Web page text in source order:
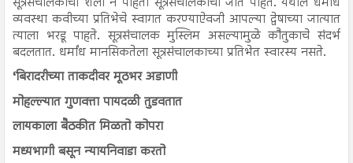
व्यवस्था कवीच्या प्रतिभेचे स्वागत करण्याऐवजी आपल्या द्वेषाच्या जात्यात
त्याला भरडू पाहते. सूत्रसंचालक मुस्लिम असल्यामुळे कौतुकाचे संदर्भ
बदलतात. धर्मांध मानसिकतेला सूत्रसंचालकाच्या प्रतिभेत स्वारस्य नसते.
‘बिरादरीच्या ताकदीवर मूठभर अडाणी
मोहल्ल्यात गुणवत्ता पायदळी तुडवतात
लायकाला बैठकीत मिळतो कोपरा
मध्यभागी बसून न्यायनिवाडा करतो